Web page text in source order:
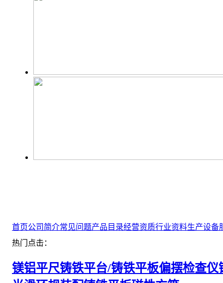
首页公司简介常见问题产品目录经营资质行业资料生产设备
热门点击：
镁铝平尺铸铁平台/铸铁平板偏摆检查仪